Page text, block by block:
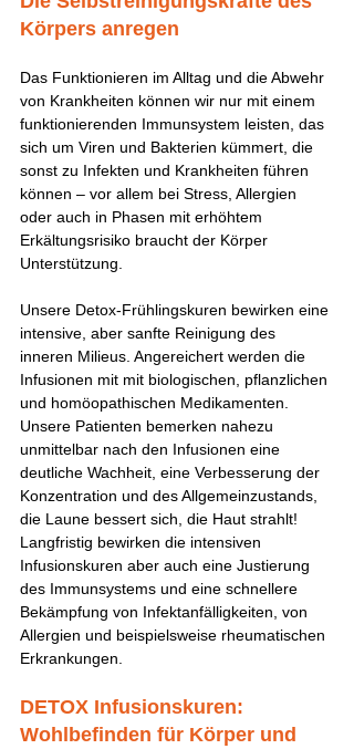
Körpers anregen
Das Funktionieren im Alltag und die Abwehr
von Krankheiten können wir nur mit einem
funktionierenden Immunsystem leisten, das
sich um Viren und Bakterien kümmert, die
sonst zu Infekten und Krankheiten führen
können – vor allem bei Stress, Allergien
oder auch in Phasen mit erhöhtem
Erkältungsrisiko braucht der Körper
Unterstützung.
Unsere Detox-Frühlingskuren bewirken eine
intensive, aber sanfte Reinigung des
inneren Milieus. Angereichert werden die
Infusionen mit mit biologischen, pflanzlichen
und homöopathischen Medikamenten.
Unsere Patienten bemerken nahezu
unmittelbar nach den Infusionen eine
deutliche Wachheit, eine Verbesserung der
Konzentration und des Allgemeinzustands,
die Laune bessert sich, die Haut strahlt!
Langfristig bewirken die intensiven
Infusionskuren aber auch eine Justierung
des Immunsystems und eine schnellere
Bekämpfung von Infektanfälligkeiten, von
Allergien und beispielsweise rheumatischen
Erkrankungen.
DETOX Infusionskuren:
Wohlbefinden für Körper und